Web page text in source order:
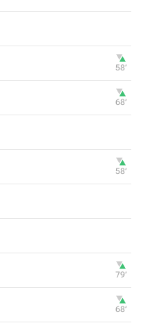
58‎’‎
68‎’‎
58‎’‎
79‎’‎
68‎’‎